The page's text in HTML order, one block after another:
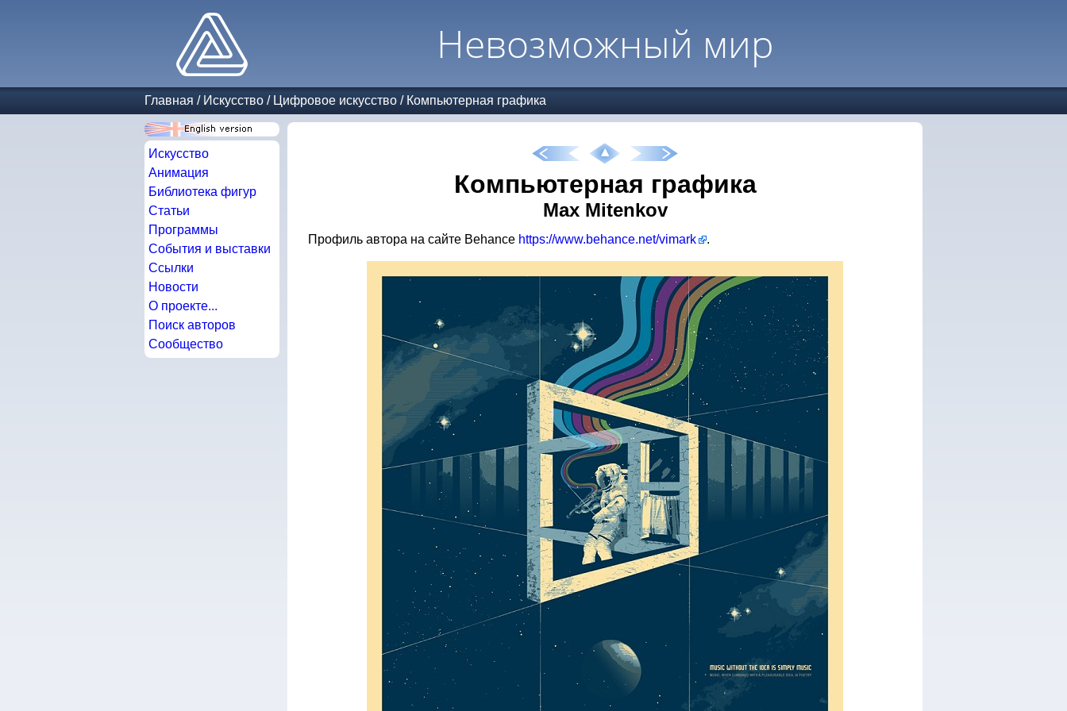
Невозможный мир
Главная / Искусство / Цифровое искусство / Компьютерная графика
Искусство
Анимация
Библиотека фигур
Статьи
Программы
События и выставки
Ссылки
Новости
О проекте...
Поиск авторов
Сообщество
Компьютерная графика
Max Mitenkov
Профиль автора на сайте Behance https://www.behance.net/vimark .